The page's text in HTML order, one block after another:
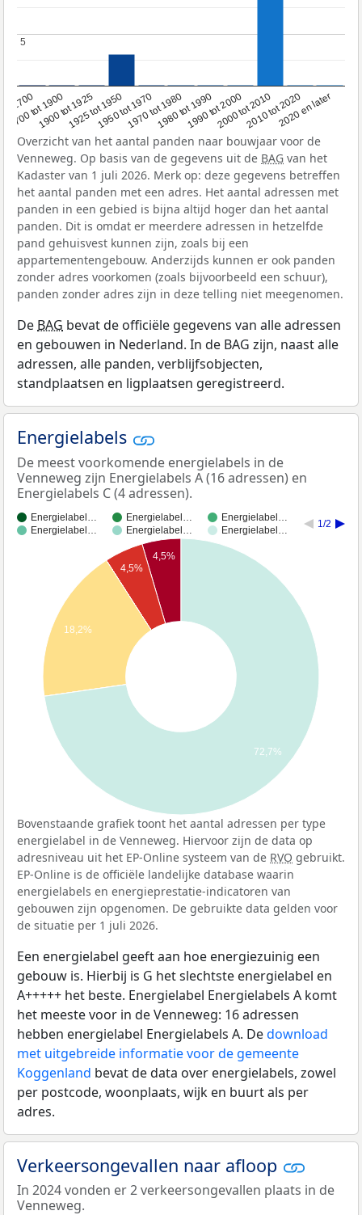
1700
1700 tot 1900
1900 tot 19251925 tot 19501950 tot 19701970 tot 19801980 tot 19901990 tot 20002000 tot 20102010 tot 20202020 en later
5
5
Overzicht van het aantal panden naar bouwjaar voor de
Venneweg. Op basis van de gegevens uit de BAG van het
Kadaster van 1 juli 2026. Merk op: deze gegevens betreffen
het aantal panden met een adres. Het aantal adressen met
panden in een gebied is bijna altijd hoger dan het aantal
panden. Dit is omdat er meerdere adressen in hetzelfde
pand gehuisvest kunnen zijn, zoals bij een
appartementengebouw. Anderzijds kunnen er ook panden
zonder adres voorkomen (zoals bijvoorbeeld een schuur),
panden zonder adres zijn in deze telling niet meegenomen.
De BAG bevat de officiële gegevens van alle adressen
en gebouwen in Nederland. In de BAG zijn, naast alle
adressen, alle panden, verblijfsobjecten,
standplaatsen en ligplaatsen geregistreerd.
Energielabels
De meest voorkomende energielabels in de
Venneweg zijn Energielabels A (16 adressen) en
Energielabels C (4 adressen).
Energielabel… Energielabel…
Energielabel…
Energielabel…
Energielabel… Energielabel…
1/2
4,5%
4,5%
18,2%
72,7%
Bovenstaande grafiek toont het aantal adressen per type
energielabel in de Venneweg. Hiervoor zijn de data op
adresniveau uit het EP-Online systeem van de RVO gebruikt.
EP-Online is de officiële landelijke database waarin
energielabels en energieprestatie-indicatoren van
gebouwen zijn opgenomen. De gebruikte data gelden voor
de situatie per 1 juli 2026.
Een energielabel geeft aan hoe energiezuinig een
gebouw is. Hierbij is G het slechtste energielabel en
A+++++ het beste. Energielabel Energielabels A komt
het meeste voor in de Venneweg: 16 adressen
hebben energielabel Energielabels A. Dedownload
met uitgebreide informatie voor de gemeente
Koggenland bevat de data over energielabels, zowel
per postcode, woonplaats, wijk en buurt als per
adres.
Verkeersongevallen naar afloop
In 2024 vonden er 2 verkeersongevallen plaats in de
Venneweg.